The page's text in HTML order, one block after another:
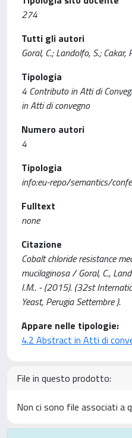
274
Tutti gli autori
Goral, C.; Landolfo, S.;
Tipologia
4 Contributo in Atti di
in Atti di convegno
Numero autori
4
Tipologia
info:eu-repo/semantics/
Fulltext
none
Citazione
Cobalt chloride resistance
mucilaginosa / Goral, C.,
I.M.. - (2015). (32st
Yeast, Perugia Settembre ).
Appare nelle tipologie:
4.2 Abstract in Atti di
File in questo prodotto:
Non ci sono file associati a